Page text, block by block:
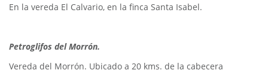
En la vereda El Calvario, en la finca Santa Isabel.
Petroglifos del Morrón.
Vereda del Morrón. Ubicado a 20 kms. de la cabecera